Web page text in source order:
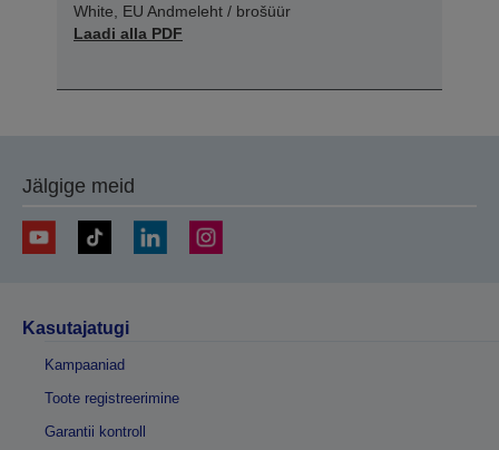
White, EU Andmeleht / brošüür
Laadi alla PDF
Jälgige meid
Kasutajatugi
Kampaaniad
Toote registreerimine
Garantii kontroll